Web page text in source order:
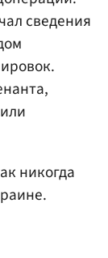
сведения
никогда